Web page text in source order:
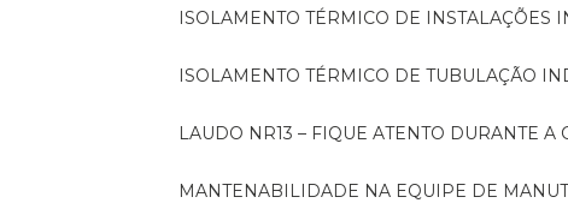
ISOLAMENTO TÉRMICO DE INSTALAÇÕES
ISOLAMENTO TÉRMICO DE TUBULAÇÃO
LAUDO NR13 – FIQUE ATENTO DURANTE A
MANTENABILIDADE NA EQUIPE DE